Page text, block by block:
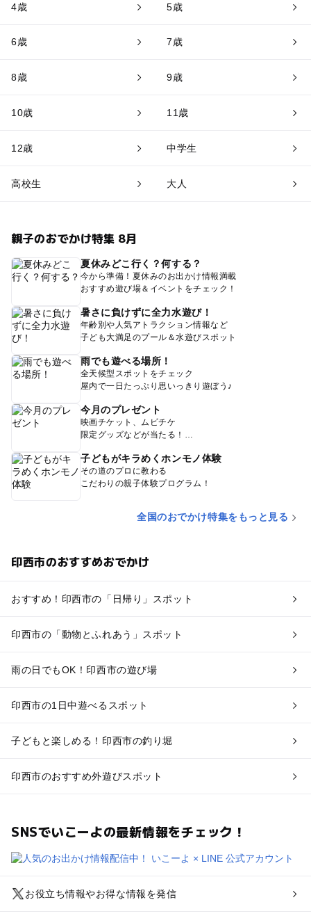
4歳 5歳
6歳 7歳
8歳 9歳
10歳 11歳
12歳 中学生
高校生 大人
親子のおでかけ特集 8月
夏休みどこ行く？何する？
今から準備！夏休みのお出かけ情報満載
おすすめ遊び場＆イベントをチェック！
暑さに負けずに全力水遊び！
年齢別や人気アトラクション情報など
子ども大満足のプール＆水遊びスポット
雨でも遊べる場所！
全天候型スポットをチェック
屋内で一日たっぷり思いっきり遊ぼう♪
今月のプレゼント
映画チケット、ムビチケ
限定グッズなどが当たる！
子どもがキラめくホンモノ体験
その道のプロに教わる
こだわりの親子体験プログラム！
全国のおでかけ特集をもっと見る
印西市のおすすめおでかけ
おすすめ！印西市の「日帰り」スポット
印西市の「動物とふれあう」スポット
雨の日でもOK！印西市の遊び場
印西市の1日中遊べるスポット
子どもと楽しめる！印西市の釣り堀
印西市のおすすめ外遊びスポット
SNSでいこーよの最新情報をチェック！
お役立ち情報やお得な情報を発信